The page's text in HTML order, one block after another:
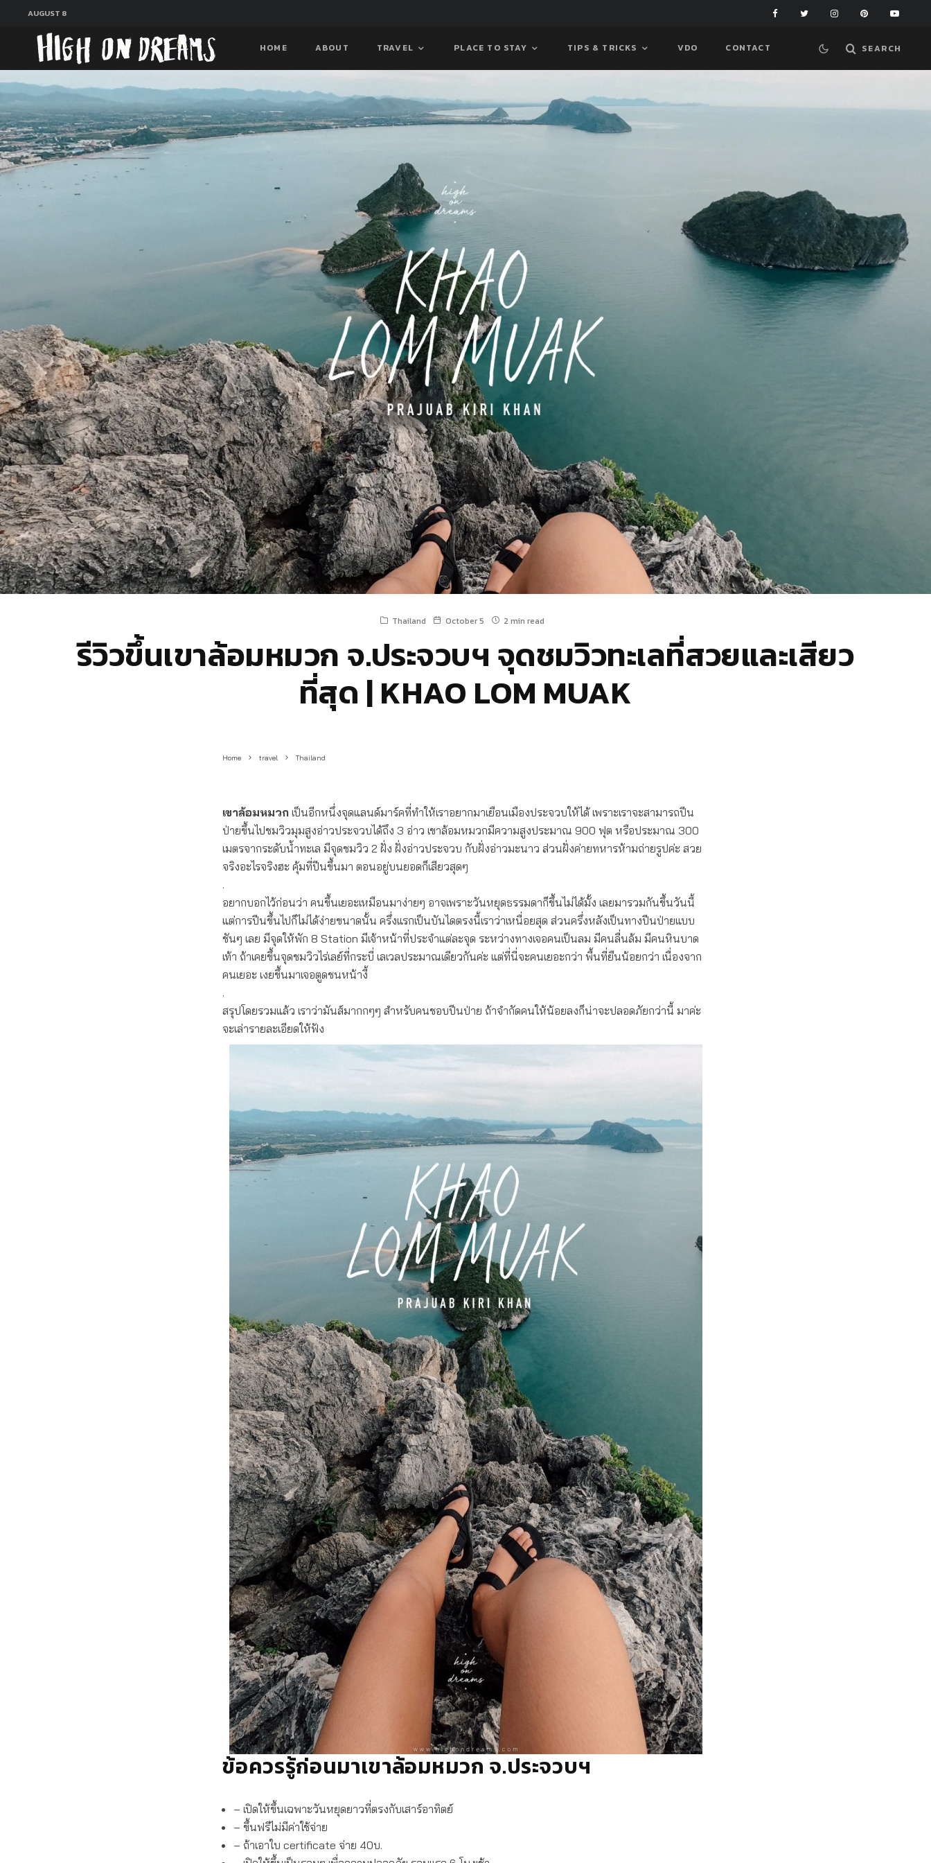
AUGUST 8
HOME ABOUT TRAVEL PLACE TO STAY TIPS & TRICKS VDO CONTACT SEARCH
Thailand October 5 2 min read
รีวิวขึ้นเขาล้อมหมวก จ.ประจวบฯ จุดชมวิวทะเลที่สวยและเสียว
ที่สุด | KHAO LOM MUAK
Home travel Thailand
เขาล้อมหมวก เป็นอีกหนึ่งจุดแลนด์มาร์คที่ทำให้เราอยากมาเยือนเมืองประจวบให้ได้ เพราะเราจะสามารถปีน
ป่ายขึ้นไปชมวิวมุมสูงอ่าวประจวบได้ถึง 3 อ่าว เขาล้อมหมวกมีความสูงประมาณ 900 ฟุต หรือประมาณ 300
เมตรจากระดับน้ำทะเล มีจุดชมวิว 2 ฝั่ง ฝั่งอ่าวประจวบ กับฝั่งอ่าวมะนาว ส่วนฝั่งค่ายทหารห้ามถ่ายรูปค่ะ สวย
จริงอะไรจริงฮะ คุ้มที่ปีนขึ้นมา ตอนอยู่บนยอดก็เสียวสุดๆ
.
อยากบอกไว้ก่อนว่า คนขึ้นเยอะเหมือนมาง่ายๆ อาจเพราะวันหยุดธรรมดาก็ขึ้นไม่ได้มั้ง เลยมารวมกันขึ้นวันนี้
แต่การปีนขึ้นไปก็ไม่ได้ง่ายขนาดนั้น ครึ่งแรกเป็นบันไดตรงนี้เราว่าเหนื่อยสุด ส่วนครึ่งหลังเป็นทางปีนป่ายแบบ
ชันๆ เลย มีจุดให้พัก 8 Station มีเจ้าหน้าที่ประจำแต่ละจุด ระหว่างทางเจอคนเป็นลม มีคนลื่นล้ม มีคนหินบาด
เท้า ถ้าเคยขึ้นจุดชมวิวไร่เลย์ที่กระบี่ เลเวลประมาณเดียวกันค่ะ แต่ที่นี่จะคนเยอะกว่า พื้นที่ยืนน้อยกว่า เนื่องจาก
คนเยอะ เงยขึ้นมาเจอตูดชนหน้างี้
.
สรุปโดยรวมแล้ว เราว่ามันส์มากกๆๆ สำหรับคนชอบปีนป่าย ถ้าจำกัดคนให้น้อยลงก็น่าจะปลอดภัยกว่านี้ มาค่ะ
จะเล่ารายละเอียดให้ฟัง
ข้อควรรู้ก่อนมาเขาล้อมหมวก จ.ประจวบฯ
– เปิดให้ขึ้นเฉพาะวันหยุดยาวที่ตรงกับเสาร์อาทิตย์
– ขึ้นฟรีไม่มีค่าใช้จ่าย
– ถ้าเอาใบ certificate จ่าย 40บ.